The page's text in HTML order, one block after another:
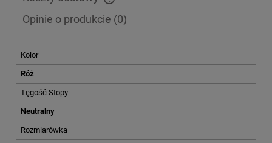
Cena nie zawiera ewentualnych kosztów płatności
Opinie o produkcie (0)
Kolor
Róż
Tęgość Stopy
Neutralny
Rozmiarówka